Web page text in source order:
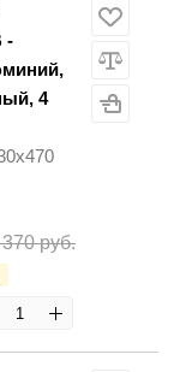
-
4
руб.